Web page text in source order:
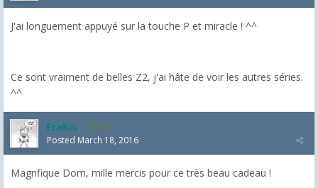
J'ai longuement appuyé sur la touche P et miracle ! ^^
Ce sont vraiment de belles Z2, j'ai hâte de voir les autres séries.
^^
Erakis 147
Posted March 18, 2016
Magnfique Dom, mille mercis pour ce très beau cadeau !